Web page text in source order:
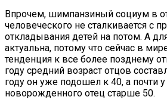
Впрочем, шимпанзиный социум в
человеческого не сталкивается с
откладывания детей на потом. А
актуальна, потому что сейчас в
тенденция к все более позднему
году средний возраст отцов
году он уже подошел к 40, а почти
новорожденного отец старше 50.